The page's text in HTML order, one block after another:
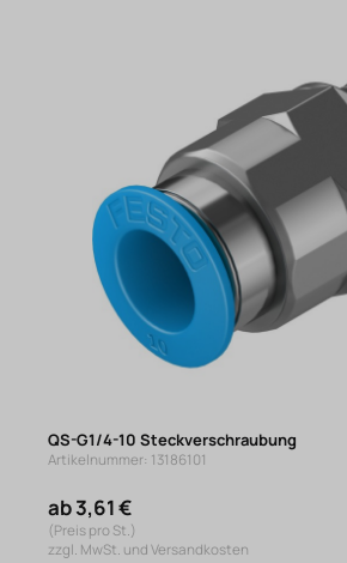
QS-G1/4-10 Steckverschraubung
Artikelnummer: 13186101
ab 3,61 €
(Preis pro St.)
zzgl. MwSt. und Versandkosten